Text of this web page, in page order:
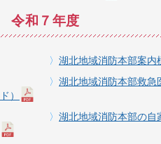
令和７年度
〉 湖北地域消防本部案内
〉 湖北地域消防本部救急
ド）
〉 湖北地域消防本部の自